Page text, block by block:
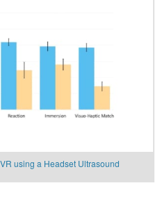
using a Headset Ultrasound